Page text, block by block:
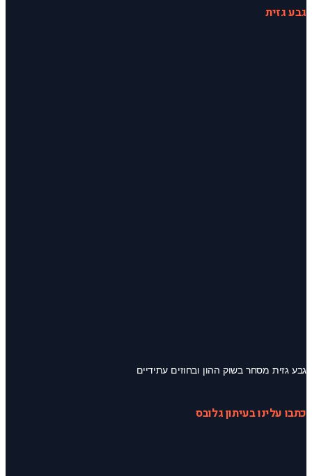
גבע גזית
גבע גזית מסחר בשוק ההון ובחוזים עתידיים
כתבו עלינו בעיתון גלובס